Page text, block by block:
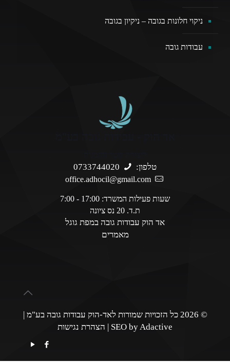
ניקוי חלונות בגובה – ניקיון בגובה
עבודות גובה
טלפון: 0733744020
office.adhocil@gmail.com
שעות פעילות המשרד: 17:00 - 7:00
ת.ד. 20 נס ציונה
אד הוק עבודות גובה במפת גוגל
מאמרים
© 2026 כל הזכויות שמורות לאד-הוק עבודות גובה בע"מ |
SEO by Adactive
הצהרת נגישות